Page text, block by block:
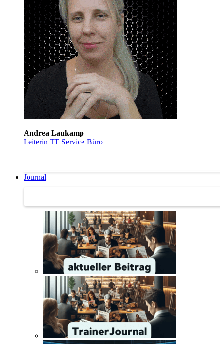
Andrea Laukamp
Leiterin TT-Service-Büro
Journal